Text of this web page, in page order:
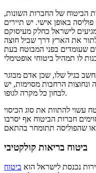
הביטוח של החברות השונות,
באופן אישי. יש תיירים
לישראל כחלק מעיסוקם
את הארץ דרך שביל חוצה
שעומדים בפני המבוטח בעת
בגיל שלו, שכן אדם מבוגר
ונחוצות הרחבות מסוימות, יש
לבחון כל מקרה לגופו.
עשוי להתוות את סוג הכיסוי
חברות הביטוח אף יסרבו
ביטוח בריאות קולקטיבי
נכנסת לישראל הוא ביטוח